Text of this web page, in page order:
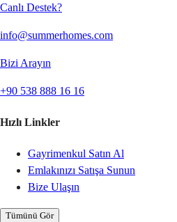
Canlı Destek?
info@summerhomes.com
Bizi Arayın
+90 538 888 16 16
Hızlı Linkler
Gayrimenkul Satın Al
Emlakınızı Satışa Sunun
Bize Ulaşın
Tümünü Gör